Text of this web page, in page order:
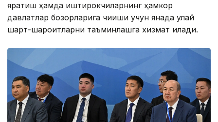
яратиш ҳамда иштирокчиларнинг ҳамкор
давлатлар бозорларига чиқиши учун янада қулай
шарт-шароитларни таъминлашга хизмат қилади.